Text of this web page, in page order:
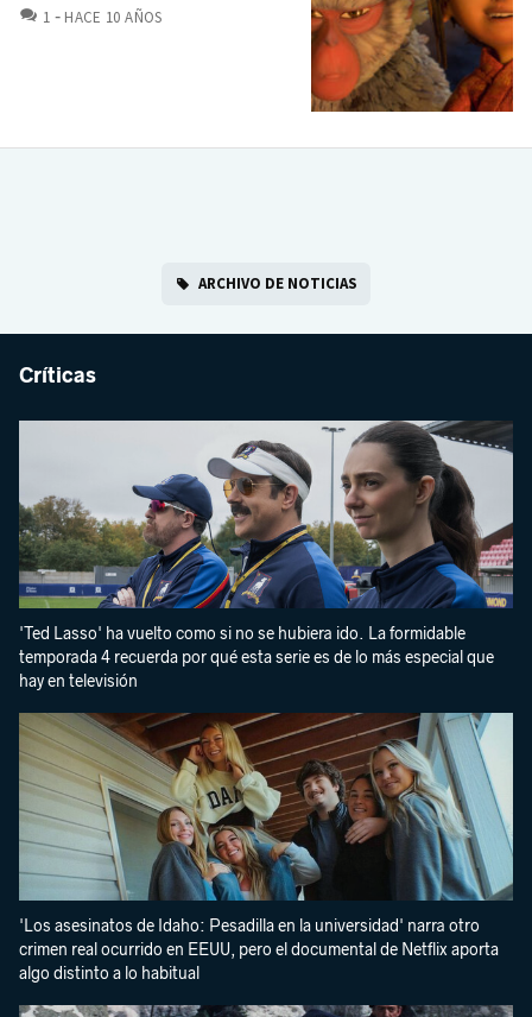
1 COMENTARIOS
HACE 10 AÑOS
ARCHIVO DE NOTICIAS
Críticas
'Ted Lasso' ha vuelto como si no se hubiera ido. La formidable
temporada 4 recuerda por qué esta serie es de lo más especial que
hay en televisión
'Los asesinatos de Idaho: Pesadilla en la universidad' narra otro
crimen real ocurrido en EEUU, pero el documental de Netflix aporta
algo distinto a lo habitual